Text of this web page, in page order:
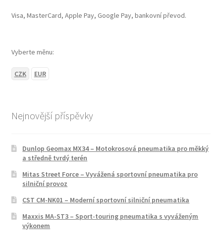
Visa, MasterCard, Apple Pay, Google Pay, bankovní převod.
Vyberte měnu:
CZK EUR
Nejnovější příspěvky
Dunlop Geomax MX34 – Motokrosová pneumatika pro měkký
a středně tvrdý terén
Mitas Street Force – Vyvážená sportovní pneumatika pro
silniční provoz
CST CM-NK01 – Moderní sportovní silniční pneumatika
Maxxis MA-ST3 – Sport-touring pneumatika s vyváženým
výkonem